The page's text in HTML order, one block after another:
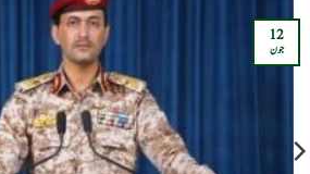
12
جون